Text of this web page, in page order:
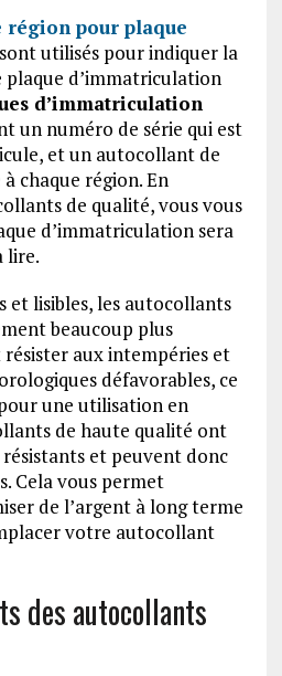
région pour plaque
utilisés pour indiquer la
plaque d’immatriculation
d’immatriculation
un numéro de série qui est
et un autocollant de
chaque région. En
de qualité, vous vous
d’immatriculation sera
lire.
et lisibles, les autocollants
beaucoup plus
aux intempéries et
défavorables, ce
une utilisation en
de haute qualité ont
et peuvent donc
Cela vous permet
de l’argent à long terme
votre autocollant
des autocollants